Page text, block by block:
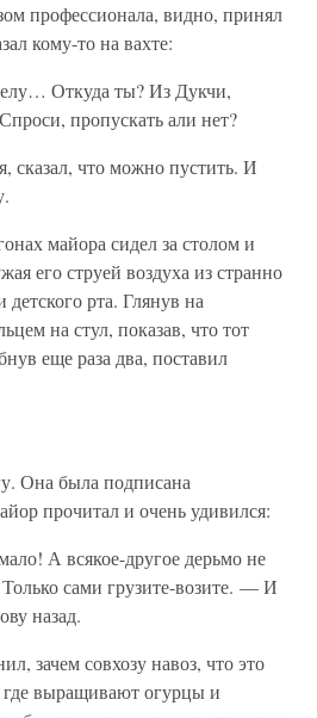
профессионала, видно, принял
кому-то на вахте:
Откуда ты? Из Дукчи,
пропускать али нет?
сказал, что можно пустить. И
майора сидел за столом и
его струей воздуха из странно
рта. Глянув на
на стул, показав, что тот
еще раза два, поставил
Она была подписана
прочитал и очень удивился:
А всякое-другое дерьмо не
сами грузите-возите. — И
назад.
зачем совхозу навоз, что это
выращивают огурцы и